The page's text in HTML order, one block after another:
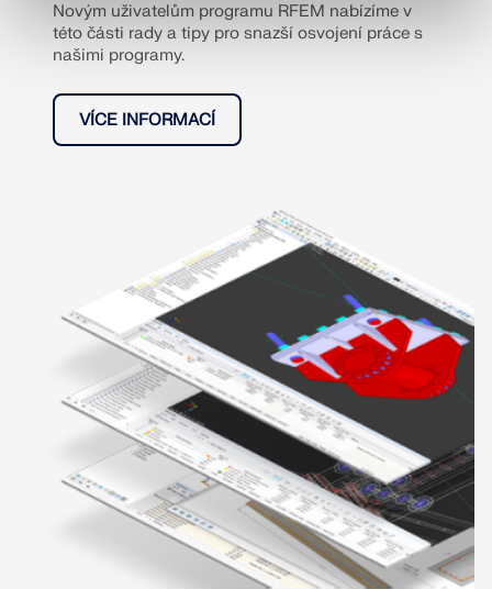
Novým uživatelům programu RFEM nabízíme v
této části rady a tipy pro snazší osvojení práce s
našimi programy.
VÍCE INFORMACÍ